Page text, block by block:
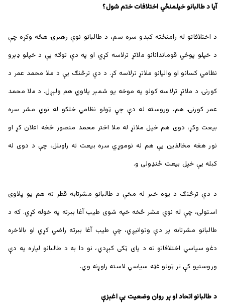
آيا د طالبانو خپلمنځي اختلافات ختم شول؟
د اختلافاتو له رامنځته کېدو سره سم، د طالبانو نوې رهبرۍ هڅه وکړه چې
د خپلو پوځي قوماندانانو ملاتړ ترلاسه کړي او په دې توګه یې د خپلو ډېرو
نظامي کسانو او واليانو ملاتړ ترلاسه کړ. د دې ترڅنګ يې د ملا محمد عمر د
کورنۍ د ملاتړ ترلاسه کولو په موخه یو شمېر پلاوي هم ولېږل. د ملا محمد
عمر کورنۍ هم، وروسته له دې چې ټولو نظامي خلکو له نوي مشر سره
بیعت وکړ، دوی هم خپل ملاتړ له ملا اختر محمد منصور څخه اعلان کړ او
نور هغه مخالفين يې هم له نوموړي سره بيعت ته راوبلل، چې د دوی له
کبله يې خپل بيعت ځنډولی و.
د دې ترڅنګ د یوه خبر له مخې د طالبانو مشرتابه قطر ته هم یو پلاوی
استولی، چې له نوي مشر څخه خپه شوی طیب آغا بېرته په خوله کړي. که د
طالبانو مشرتابه پر دې وتوانیږي، چې طیب آغا بېرته راضي کړي او بالاخره
دغو سیاسي اختلافاتو ته د پای ټکی کېږدي، نو دا به د طالبانو لپاره په دې
وروستیو کې تر ټولو غټه سیاسي لاسته راوړنه وي.
د طالبانو اتحاد او پر روان وضعيت يې اغېزې